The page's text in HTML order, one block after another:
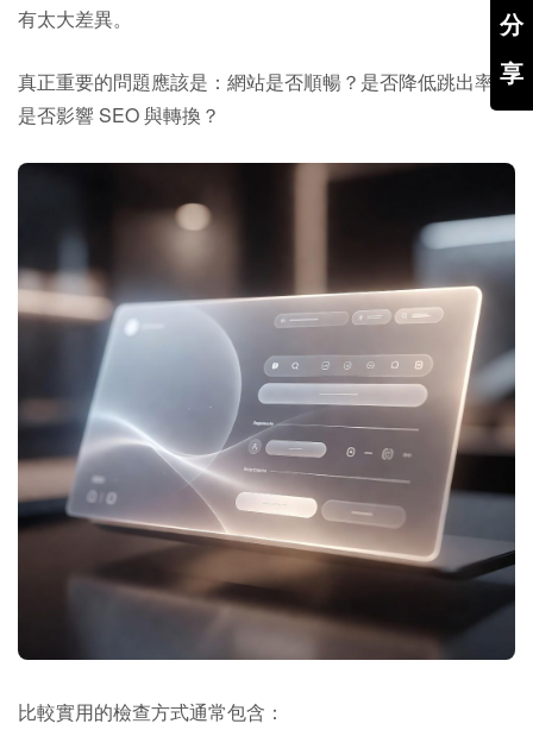
有太大差異。
真正重要的問題應該是：網站是否順暢？是否降低跳出率？
是否影響 SEO 與轉換？
比較實用的檢查方式通常包含：
分
享